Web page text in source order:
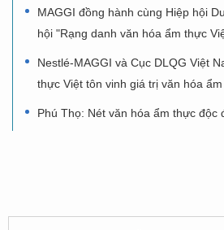
MAGGI đồng hành cùng Hiệp hội
hội "Rạng danh văn hóa ẩm thực
Nestlé-MAGGI và Cục DLQG Việt
thực Việt tôn vinh giá trị văn hóa
Phú Thọ: Nét văn hóa ẩm thực độc